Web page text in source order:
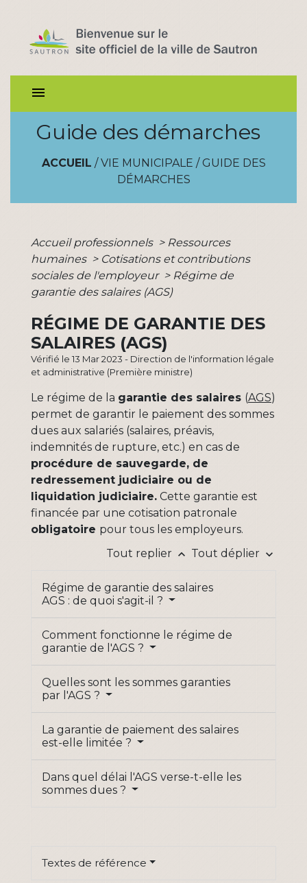
menu
Guide des démarches
ACCUEIL / VIE MUNICIPALE / GUIDE DES
DÉMARCHES
Accueil professionnels > Ressources
humaines > Cotisations et contributions
sociales de l'employeur > Régime de
garantie des salaires (AGS)
RÉGIME DE GARANTIE DES
SALAIRES (AGS)
Vérifié le 13 Mar 2023 - Direction de l'information légale
et administrative (Première ministre)
Le régime de la garantie des salaires (AGS)
permet de garantir le paiement des sommes
dues aux salariés (salaires, préavis,
indemnités de rupture, etc.) en cas de
procédure de sauvegarde, de
redressement judiciaire ou de
liquidation judiciaire. Cette garantie est
financée par une cotisation patronale
obligatoire pour tous les employeurs.
Tout replier keyboard_arrow_up Tout déplier keyboard_arrow_down
Régime de garantie des salaires
AGS : de quoi s'agit-il ?
Comment fonctionne le régime de
garantie de l'AGS ?
Quelles sont les sommes garanties
par l'AGS ?
La garantie de paiement des salaires
est-elle limitée ?
Dans quel délai l'AGS verse-t-elle les
sommes dues ?
Textes de référence